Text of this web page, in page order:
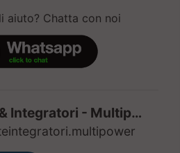
aiuto? Chatta con noi